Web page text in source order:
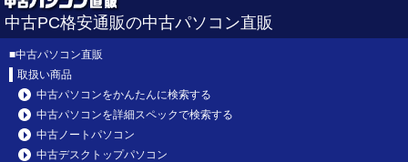
中古PC格安通販の中古パソコン直販
■中古パソコン直販
取扱い商品
中古パソコンをかんたんに検索する
中古パソコンを詳細スペックで検索する
中古ノートパソコン
中古デスクトップパソコン